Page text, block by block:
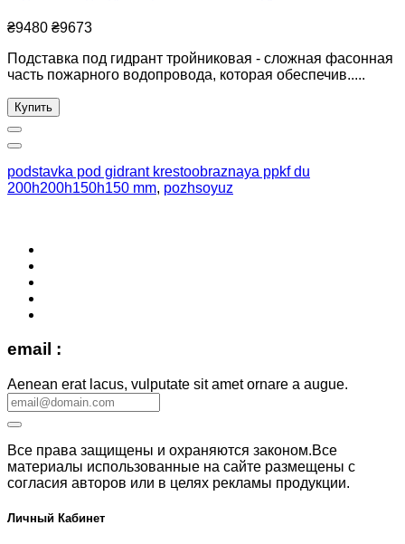
₴9480 ₴9673
Подставка под гидрант тройниковая - сложная фасонная
часть пожарного водопровода, которая обеспечив.....
Купить
podstavka pod gidrant krestoobraznaya ppkf du
200h200h150h150 mm, pozhsoyuz
email :
Aenean erat lacus, vulputate sit amet ornare a augue.
Все права защищены и охраняются законом.Все
материалы использованные на сайте размещены с
согласия авторов или в целях рекламы продукции.
Личный Кабинет